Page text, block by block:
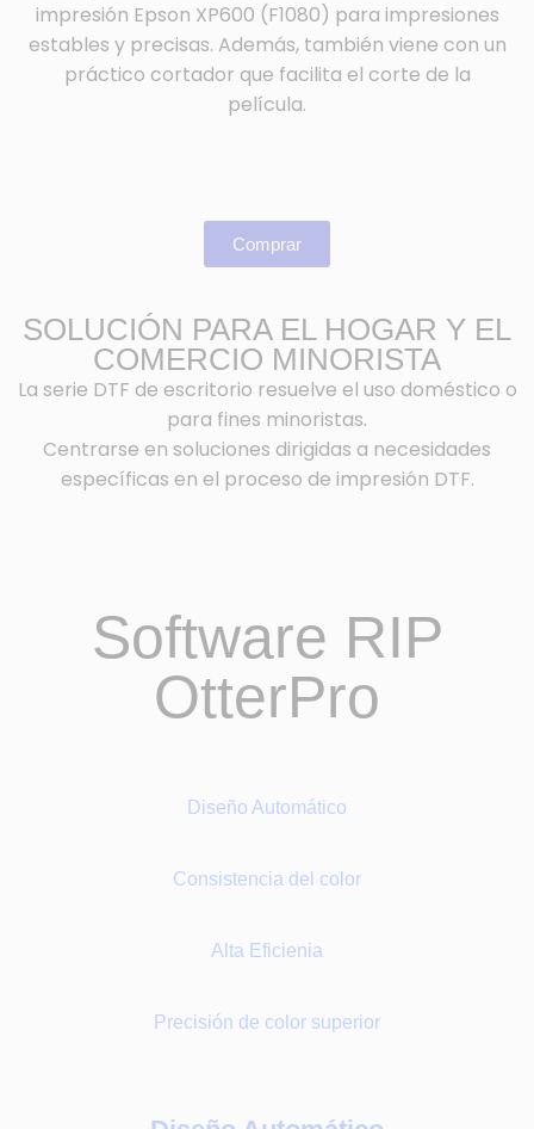
impresión Epson XP600 (F1080) para impresiones
estables y precisas. Además, también viene con un
práctico cortador que facilita el corte de la
película.
Comprar
SOLUCIÓN PARA EL HOGAR Y EL
COMERCIO MINORISTA
La serie DTF de escritorio resuelve el uso doméstico o
para fines minoristas.
Centrarse en soluciones dirigidas a necesidades
específicas en el proceso de impresión DTF.
Software RIP
OtterPro
Diseño Automático
Consistencia del color
Alta Eficienia
Precisión de color superior